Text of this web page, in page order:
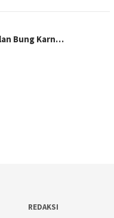
Bung Karn…
REDAKSI